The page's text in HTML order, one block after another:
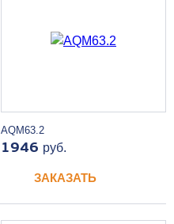
AQM63.2
1946 руб.
ЗАКАЗАТЬ